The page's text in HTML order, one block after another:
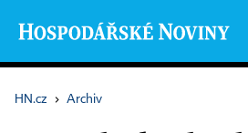
HN.cz › Archiv